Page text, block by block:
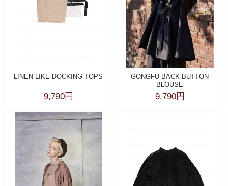
LINEN LIKE DOCKING TOPS
9,790円
GONGFU BACK BUTTON
BLOUSE
9,790円